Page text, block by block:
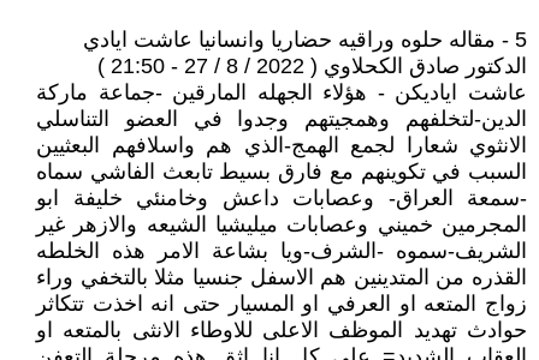
5 - مقاله حلوه وراقيه حضاريا وانسانيا عاشت ايادي
الدكتور صادق الكحلاوي ( 2022 / 8 / 27 - 21:50 )
عاشت اياديكن - هؤلاء الجهله المارقين -جماعة ماركة
الدين-لتخلفهم وهمجيتهم وجدوا في العضو التناسلي
الانثوي شعارا لجمع الهمج-الذي هم واسلافهم البعثيين
السبب في تكوينهم مع فارق بسيط تابعث الفاشي سماه
-سمعة العراق- وعصابات داعش وخامنئي خليفة ابو
المجرمين خميني وعصابات ميليشيا الشيعه والازهر غير
الشريف-سموه -الشرف-ويا بشاعة الامر هذه الخلطه
القذره من المتدينين هم الاسفل جنسيا مثلا بالتخفي وراء
زواج المتعه او العرفي او المسيار حتى انه اخذت تتكاثر
حوادث تهديد الموظف الاعلى للاوطاء الانثى بالمتعه او